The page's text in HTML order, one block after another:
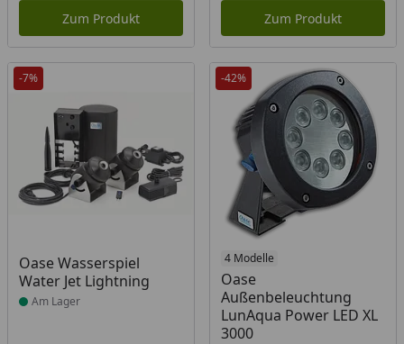
Zum Produkt Zum Produkt
-7%
Oase Wasserspiel
Water Jet Lightning
Produkt am Lager
Am Lager
-42%
4 Modelle
Oase
Außenbeleuchtung
LunAqua Power LED XL
3000
Produkt am Lager